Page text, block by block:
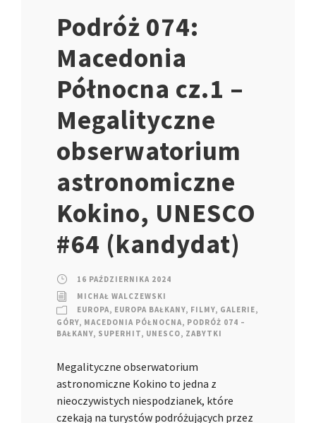
Podróż 074:
Macedonia
Północna cz.1 –
Megalityczne
obserwatorium
astronomiczne
Kokino, UNESCO
#64 (kandydat)
16 PAŹDZIERNIKA 2024
MICHAŁ WALCZEWSKI
EUROPA, EUROPA BAŁKANY, FILMY, GALERIE,
GÓRY, MACEDONIA PÓŁNOCNA, PODRÓŻ 074 –
BAŁKANY, SUPERHIT, UNESCO, ZABYTKI
Megalityczne obserwatorium
astronomiczne Kokino to jedna z
nieoczywistych niespodzianek, które
czekają na turystów podróżujących przez